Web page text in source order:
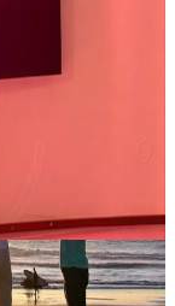
speciale con
ragazzi. Tra le
di Fly